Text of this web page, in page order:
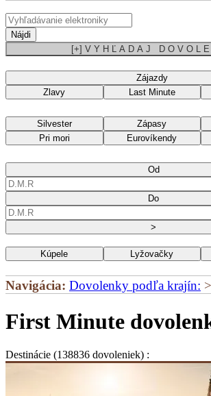
Nájdi
[+] V Y H Ľ A D A J D O
Zájazdy
Zlavy
Last Minute
Silvester Zápasy
Pri mori
Eurovíkendy
Od
Do
>
Kúpele Lyžovačky
Navigácia: Dovolenky podľa krajín: >
First Minute
Destinácie (138836 dovoleniek) :